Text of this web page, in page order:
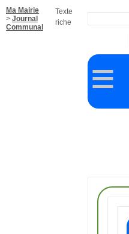
Ma Mairie
> Journal
Communal
Texte
riche
≡